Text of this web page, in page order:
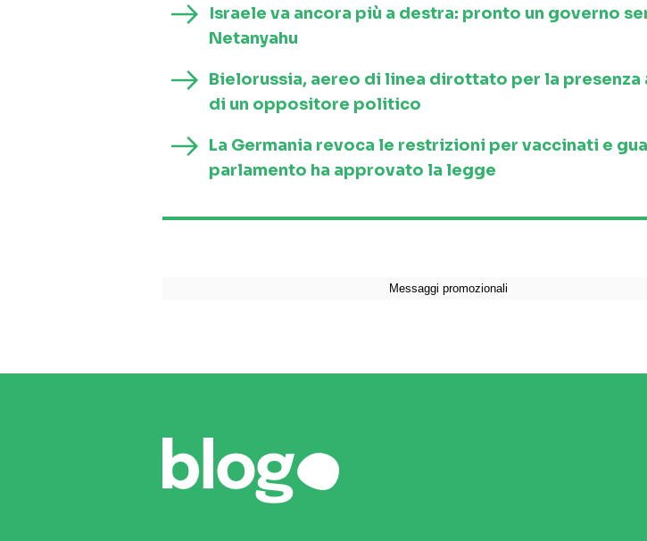
Israele va ancora più a destra: pronto un governo
Netanyahu
Bielorussia, aereo di linea dirottato per la presenza
di un oppositore politico
La Germania revoca le restrizioni per vaccinati e
parlamento ha approvato la legge